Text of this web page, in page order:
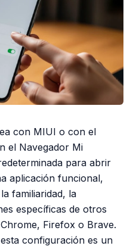
con MIUI o con el
el Navegador Mi
para abrir
aplicación funcional,
familiaridad, la
específicas de otros
Firefox o Brave.
configuración es un